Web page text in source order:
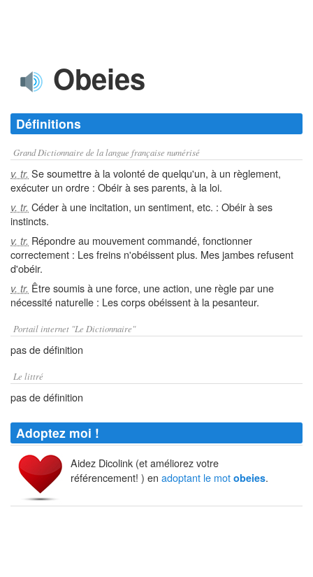
Obeies
Définitions
Grand Dictionnaire de la langue française numérisé
v. tr. Se soumettre à la volonté de quelqu'un, à un règlement,
exécuter un ordre : Obéir à ses parents, à la loi.
v. tr. Céder à une incitation, un sentiment, etc. : Obéir à ses
instincts.
v. tr. Répondre au mouvement commandé, fonctionner
correctement : Les freins n'obéissent plus. Mes jambes refusent
d'obéir.
v. tr. Être soumis à une force, une action, une règle par une
nécessité naturelle : Les corps obéissent à la pesanteur.
Portail internet "Le Dictionnaire"
pas de définition
Le littré
pas de définition
Adoptez moi !
Aidez Dicolink (et améliorez votre
référencement! ) en adoptant le mot obeies.